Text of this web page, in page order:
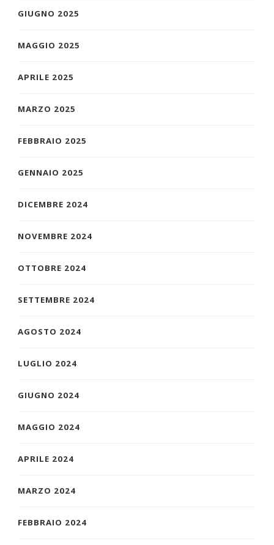
GIUGNO 2025
MAGGIO 2025
APRILE 2025
MARZO 2025
FEBBRAIO 2025
GENNAIO 2025
DICEMBRE 2024
NOVEMBRE 2024
OTTOBRE 2024
SETTEMBRE 2024
AGOSTO 2024
LUGLIO 2024
GIUGNO 2024
MAGGIO 2024
APRILE 2024
MARZO 2024
FEBBRAIO 2024